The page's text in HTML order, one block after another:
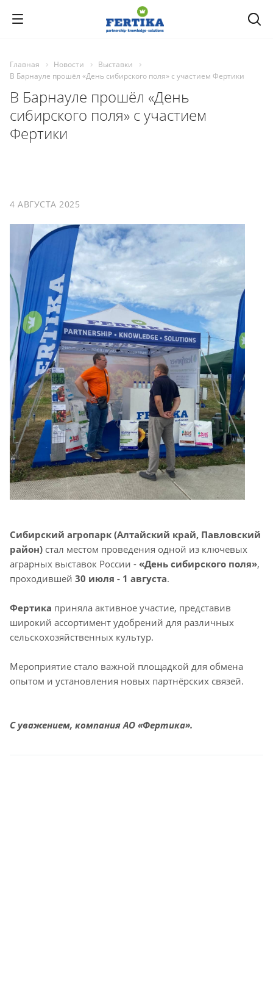
Главная Новости
Выставки
В Барнауле прошёл «День сибирского поля» с участием Фертики
В Барнауле прошёл «День
сибирского поля» с участием
Фертики
4 АВГУСТА 2025
Сибирский агропарк (Алтайский край, Павловский
район) стал местом проведения одной из ключевых
аграрных выставок России - «День сибирского поля»,
проходившей 30 июля - 1 августа.
Фертика приняла активное участие, представив
широкий ассортимент удобрений для различных
сельскохозяйственных культур.
Мероприятие стало важной площадкой для обмена
опытом и установления новых партнёрских связей.
С уважением, компания АО «Фертика».